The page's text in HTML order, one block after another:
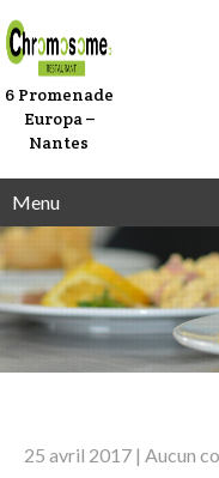
6 Promenade
Europa –
Nantes
Menu
25 avril 2017 | Aucun